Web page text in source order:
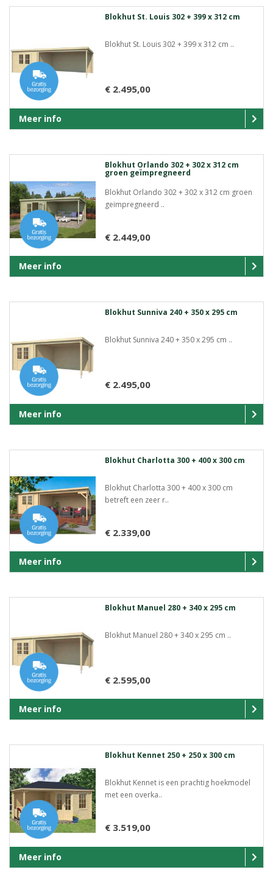
Blokhut St. Louis 302 + 399 x 312 cm
Blokhut St. Louis 302 + 399 x 312 cm ..
€ 2.495,00
Meer info
Blokhut Orlando 302 + 302 x 312 cm
groen geïmpregneerd
Blokhut Orlando 302 + 302 x 312 cm groen
geïmpregneerd ..
€ 2.449,00
Meer info
Blokhut Sunniva 240 + 350 x 295 cm
Blokhut Sunniva 240 + 350 x 295 cm ..
€ 2.495,00
Meer info
Blokhut Charlotta 300 + 400 x 300 cm
Blokhut Charlotta 300 + 400 x 300 cm
betreft een zeer r..
€ 2.339,00
Meer info
Blokhut Manuel 280 + 340 x 295 cm
Blokhut Manuel 280 + 340 x 295 cm ..
€ 2.595,00
Meer info
Blokhut Kennet 250 + 250 x 300 cm
Blokhut Kennet is een prachtig hoekmodel
met een overka..
€ 3.519,00
Meer info